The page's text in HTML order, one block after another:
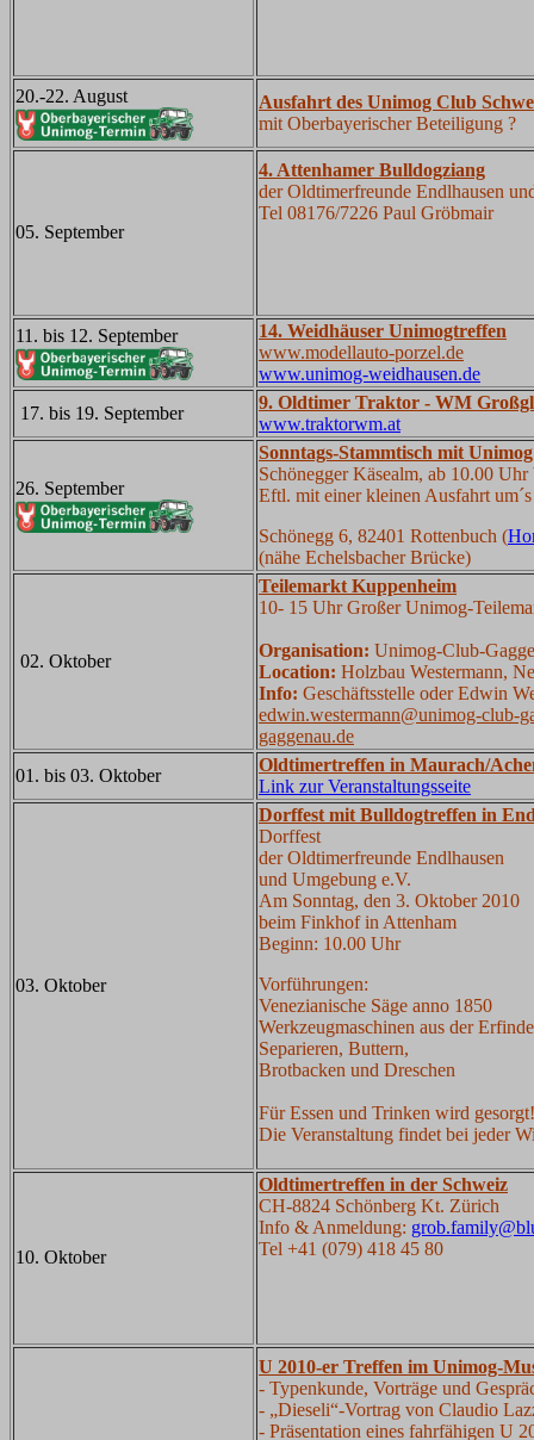
20.-22. August
Ausfahrt des Unimog Club
mit Oberbayerischer Beteiligung ?
05. September
4. Attenhamer Bulldogziang
der Oldtimerfreunde Endlhausen
Tel 08176/7226 Paul Gröbmair
11. bis 12. September
14. Weidhäuser Unimogtreffen
www.modellauto-porzel.de
www.unimog-weidhausen.de
17. bis 19. September
9. Oldtimer Traktor - WM
www.traktorwm.at
26. September
Sonntags-Stammtisch mit
Schönegger Käsealm, ab 10.00 Uhr
Eftl. mit einer kleinen Ausfahrt
Schönegg 6, 82401 Rottenbuch (
(nähe Echelsbacher Brücke)
02. Oktober
Teilemarkt Kuppenheim
10- 15 Uhr Großer Unimog-
Organisation: Unimog-Club-
Location: Holzbau Westermann,
Info: Geschäftsstelle oder Edwin
edwin.westermann@unimog-club-
gaggenau.de
01. bis 03. Oktober
Oldtimertreffen in Maurach/
Link zur Veranstaltungsseite
03. Oktober
Dorffest mit Bulldogtreffen in
Dorffest
der Oldtimerfreunde Endlhausen
und Umgebung e.V.
Am Sonntag, den 3. Oktober 2010
beim Finkhof in Attenham
Beginn: 10.00 Uhr
Vorführungen:
Venezianische Säge anno 1850
Werkzeugmaschinen aus der
Separieren, Buttern,
Brotbacken und Dreschen
Für Essen und Trinken wird gesorgt!
Die Veranstaltung findet bei jeder
10. Oktober
Oldtimertreffen in der Schweiz
CH-8824 Schönberg Kt. Zürich
Info & Anmeldung:
Tel +41 (079) 418 45 80
U 2010-er Treffen im Unimog-
- Typenkunde, Vorträge und
- „Dieseli“-Vortrag von Claudio
- Präsentation eines fahrfähigen U